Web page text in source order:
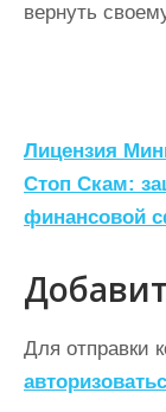
вернуть
Н
а
в
и
г
а
ц
Лицензия
Стоп Скам:
финансовой
Для отправки